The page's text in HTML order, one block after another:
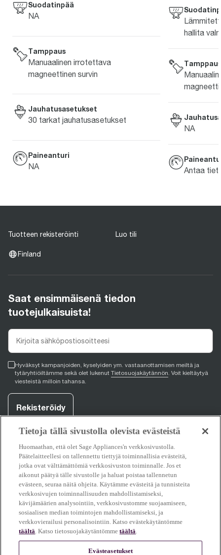
Suodatinpää
NA
Tamppaus
Manuaalinen irrotettava
magneettinen survin
Jauhatusasetukset
30 tarkat jauhatusasetukset
Paineanturi
NA
hallita
Tamppaus
NA
Antaa
Tuotteen rekisteröinti Luo tili
Finland
Saat ensimmäisenä tiedon
tuotejulkaisuista!
Hyväksyt kampanjoiden, kyselyiden ym. vastaanottamisen meiltä ja
tytäryhtiöiltämme sekä olet lukenut Tietosuojakäytännön. Voit kieltäytyä
viesteistä milloin tahansa.
Rekisteröidy
facebook
opens in new tab)
youtube
(opens in new tab)
instagram
(opens in new tab)
Tuki
Tietoja Sagesta
Tietoja tällä sivustolla olevista evästeistä
Huomaathan, että olet Sage Appliances'n verkkosivustolla.
Päätelaitteellesi on tallennettu tiettyjä toiminnallisia evästeitä,
jotka ovat välttämättömiä verkkosivuston toiminnalle. Jos et
aikonut päätyä tälle sivustolle ja haluat poistaa tallennetun
evästeen, seuraa näitä ohjeita. Käytämme evästeitä ja tunnisteita
verkkosivujen toiminnallisuuden mahdollistamiseksi,
kävijämäärien analysointiin, verkkosivustomme suojaamiseen,
sosiaalisen median toimintojen mahdollistamiseksi, ja
verkkovierailusi personalisointiin. Katso evästekäytäntömme
täältä. Katso tietosuojakäytäntömmetäältä.
Evästeasetukset